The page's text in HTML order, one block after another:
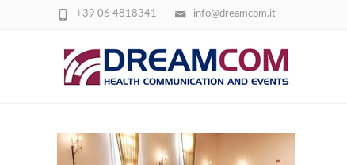
info@dreamcom.it
+39 06 4818341
3